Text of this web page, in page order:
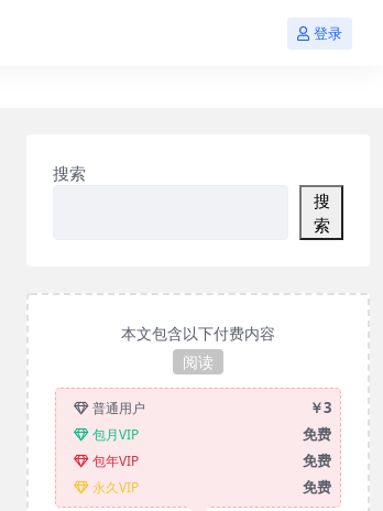
登录
搜索
搜
索
本文包含以下付费内容
阅读
普通用户 ￥3
包月VIP 免费
包年VIP 免费
永久VIP 免费